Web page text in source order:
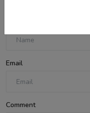
Email
Comment